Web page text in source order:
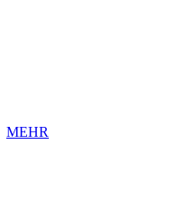
MEHR